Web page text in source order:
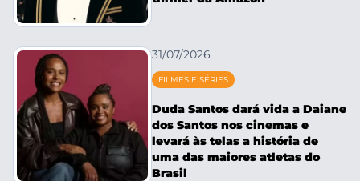
31/07/2026
FILMES E SÉRIES
Duda Santos dará vida a Daiane
dos Santos nos cinemas e
levará às telas a história de
uma das maiores atletas do
Brasil